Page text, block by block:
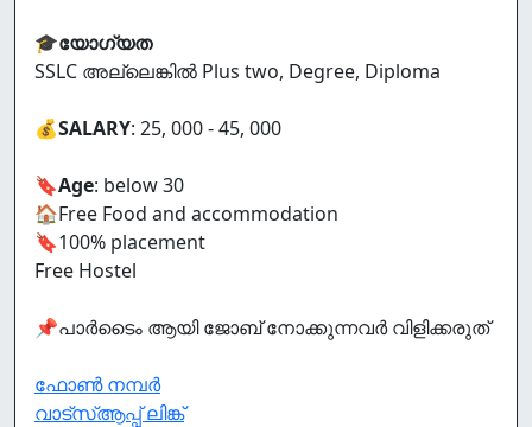
🎓യോഗ്യത
SSLC അല്ലെങ്കിൽ Plus two, Degree, Diploma
💰SALARY: 25, 000 - 45, 000
🔖Age: below 30
🏠Free Food and accommodation
🔖100% placement
Free Hostel
📌പാർടൈം ആയി ജോബ് നോക്കുന്നവർ വിളിക്കരുത്
ഫോൺ നമ്പർ
വാട്സ്ആപ്പ് ലിങ്ക്